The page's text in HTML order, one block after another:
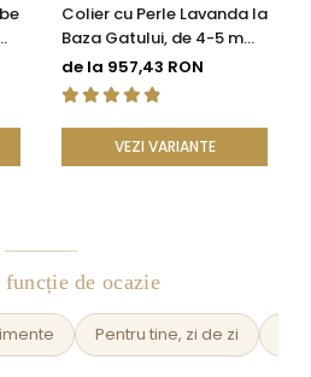
Colier cu Perle Lavanda la
Baza Gatului, de 4-5 mm,
Perle Rare, Calitate AAA+,
Aur 14K | KASKADDA®
de la 957,43 RON
VEZI VARIANTE
de ocazie
Pentru tine, zi de zi